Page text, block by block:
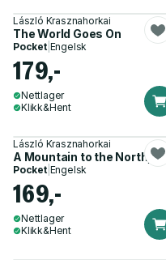
László Krasznahorkai
The World Goes On
Pocket| Engelsk
179,-
Nettlager
Klikk&Hent
László Krasznahorkai
A Mountain to the North,
Pocket| Engelsk
169,-
Nettlager
Klikk&Hent